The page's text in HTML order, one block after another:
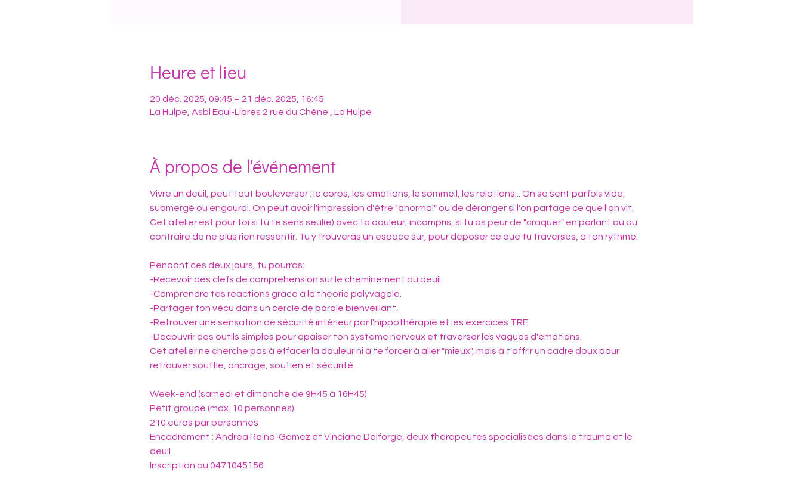
Heure et lieu
20 déc. 2025, 09:45 – 21 déc. 2025, 16:45
La Hulpe, Asbl Equi-Libres 2 rue du Chêne , La Hulpe
À propos de l'événement
Vivre un deuil, peut tout bouleverser : le corps, les émotions, le sommeil, les relations... On se sent parfois vide,
submergé ou engourdi. On peut avoir l'impression d'être "anormal" ou de déranger si l'on partage ce que l'on vit.
Cet atelier est pour toi si tu te sens seul(e) avec ta douleur, incompris, si tu as peur de "craquer" en parlant ou au
contraire de ne plus rien ressentir. Tu y trouveras un espace sûr, pour déposer ce que tu traverses, à ton rythme.
Pendant ces deux jours, tu pourras:
-Recevoir des clefs de compréhension sur le cheminement du deuil.
-Comprendre tes réactions grâce à la théorie polyvagale.
-Partager ton vécu dans un cercle de parole bienveillant.
-Retrouver une sensation de sécurité intérieur par l'hippothérapie et les exercices TRE.
-Découvrir des outils simples pour apaiser ton système nerveux et traverser les vagues d'émotions.
Cet atelier ne cherche pas à effacer la douleur ni à te forcer à aller "mieux", mais à t'offrir un cadre doux pour
retrouver souffle, ancrage, soutien et sécurité.
Week-end (samedi et dimanche de 9H45 à 16H45)
Petit groupe (max. 10 personnes)
210 euros par personnes
Encadrement : Andréa Reino-Gomez et Vinciane Delforge, deux thérapeutes spécialisées dans le trauma et le
deuil
Inscription au 0471045156